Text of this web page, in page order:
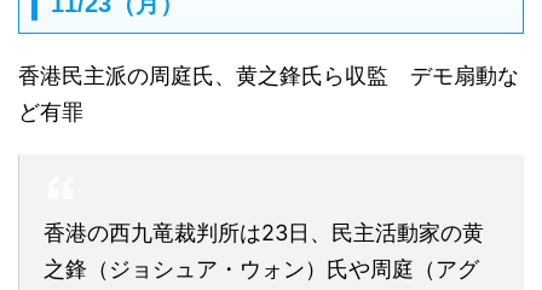
香港民主派の周庭氏、黄之鋒氏ら収監 デモ扇動な
ど有罪
香港の西九竜裁判所は23日、民主活動家の黄
之鋒（ジョシュア・ウォン）氏や周庭（アグ